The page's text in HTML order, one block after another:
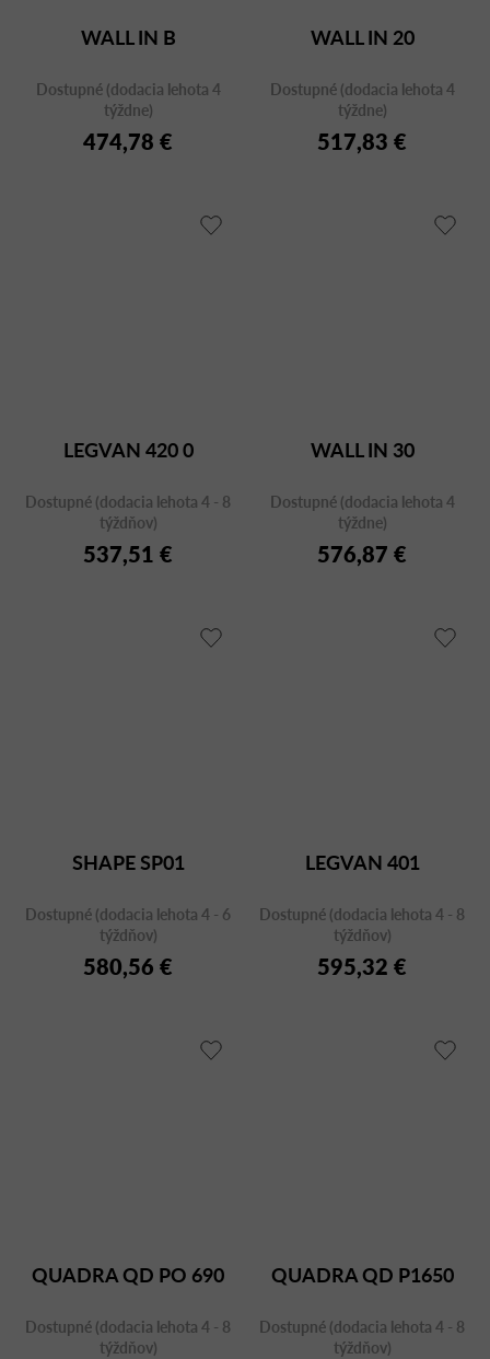
WALL IN B
Dostupné (dodacia lehota 4
týždne)
474,78 €
WALL IN 20
Dostupné (dodacia lehota 4
týždne)
517,83 €
LEGVAN 420 0
Dostupné (dodacia lehota 4 - 8
týždňov)
537,51 €
WALL IN 30
Dostupné (dodacia lehota 4
týždne)
576,87 €
SHAPE SP01
Dostupné (dodacia lehota 4 - 6
týždňov)
580,56 €
LEGVAN 401
Dostupné (dodacia lehota 4 - 8
týždňov)
595,32 €
QUADRA QD PO 690
Dostupné (dodacia lehota 4 - 8
týždňov)
QUADRA QD P1650
Dostupné (dodacia lehota 4 - 8
týždňov)